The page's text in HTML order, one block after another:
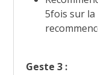
5fois sur
Geste 3 :